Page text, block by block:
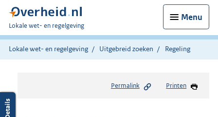
Menu
U
bent
hier:
Lokale wet- en regelgeving
Lokale wet- en regelgeving Uitgebreid zoeken Regeling
Permalink Printen